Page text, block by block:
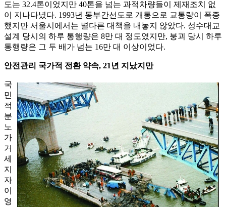
도는 32.4톤이었지만 40톤을 넘는 과적차량들이 제재조치 없
이 지나다녔다. 1993년 동부간선도로 개통으로 교통량이 폭증
했지만 서울시에서는 별다른 대책을 내놓지 않았다. 성수대교
설계 당시의 하루 통행량은 8만 대 정도였지만, 붕괴 당시 하루
통행량은 그 두 배가 넘는 16만 대 이상이었다.
안전관리 국가적 전환 약속, 21년 지났지만
국
민
적
분
노
가
거
세
지
자
이
영